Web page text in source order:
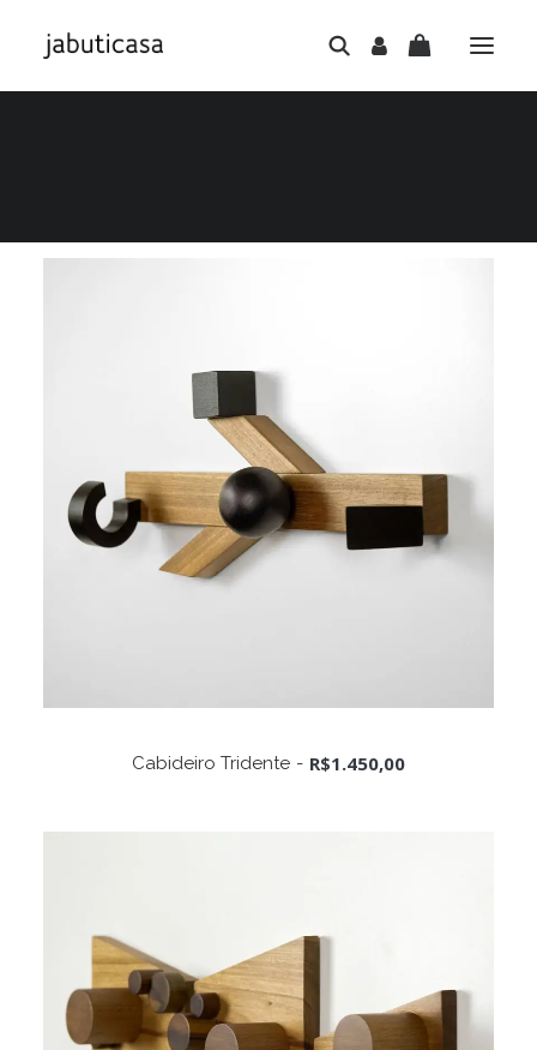
ADICIONAR AO CARRINHO
Cabideiro Tridente R$1.450,00